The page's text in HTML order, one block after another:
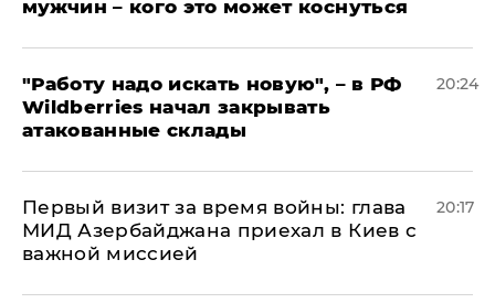
мужчин – кого это может коснуться
"Работу надо искать новую", – в РФ
Wildberries начал закрывать
атакованные склады
20:24
Первый визит за время войны: глава
МИД Азербайджана приехал в Киев с
важной миссией
20:17